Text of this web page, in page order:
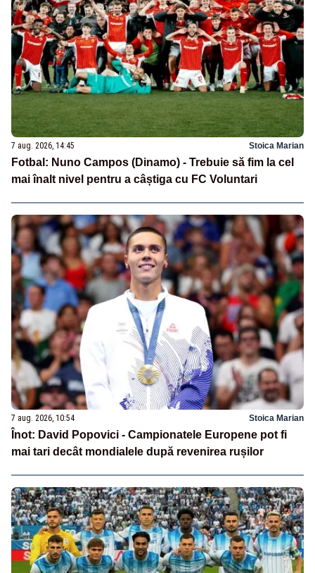
7 aug. 2026, 14:45 Stoica Marian
Fotbal: Nuno Campos (Dinamo) - Trebuie să fim la cel
mai înalt nivel pentru a câștiga cu FC Voluntari
7 aug. 2026, 10:54 Stoica Marian
Înot: David Popovici - Campionatele Europene pot fi
mai tari decât mondialele după revenirea rușilor